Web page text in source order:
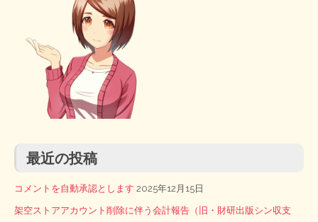
最近の投稿
コメントを自動承認とします 2025年12月15日
架空ストアアカウント削除に伴う会計報告（旧・財研出版シン収支